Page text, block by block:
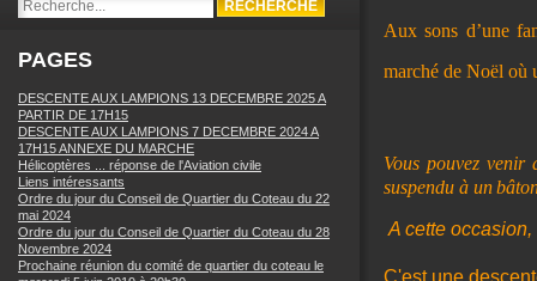
PAGES
DESCENTE AUX LAMPIONS 13 DECEMBRE 2025 A
PARTIR DE 17H15
DESCENTE AUX LAMPIONS 7 DECEMBRE 2024 A
17H15 ANNEXE DU MARCHE
Hélicoptères ... réponse de l'Aviation civile
Liens intéressants
Ordre du jour du Conseil de Quartier du Coteau du 22
mai 2024
Ordre du jour du Conseil de Quartier du Coteau du 28
Novembre 2024
Prochaine réunion du comité de quartier du coteau le
Aux sons d’une
marché de Noël où
Vous pouvez venir
suspendu à un
A cette
C'est une